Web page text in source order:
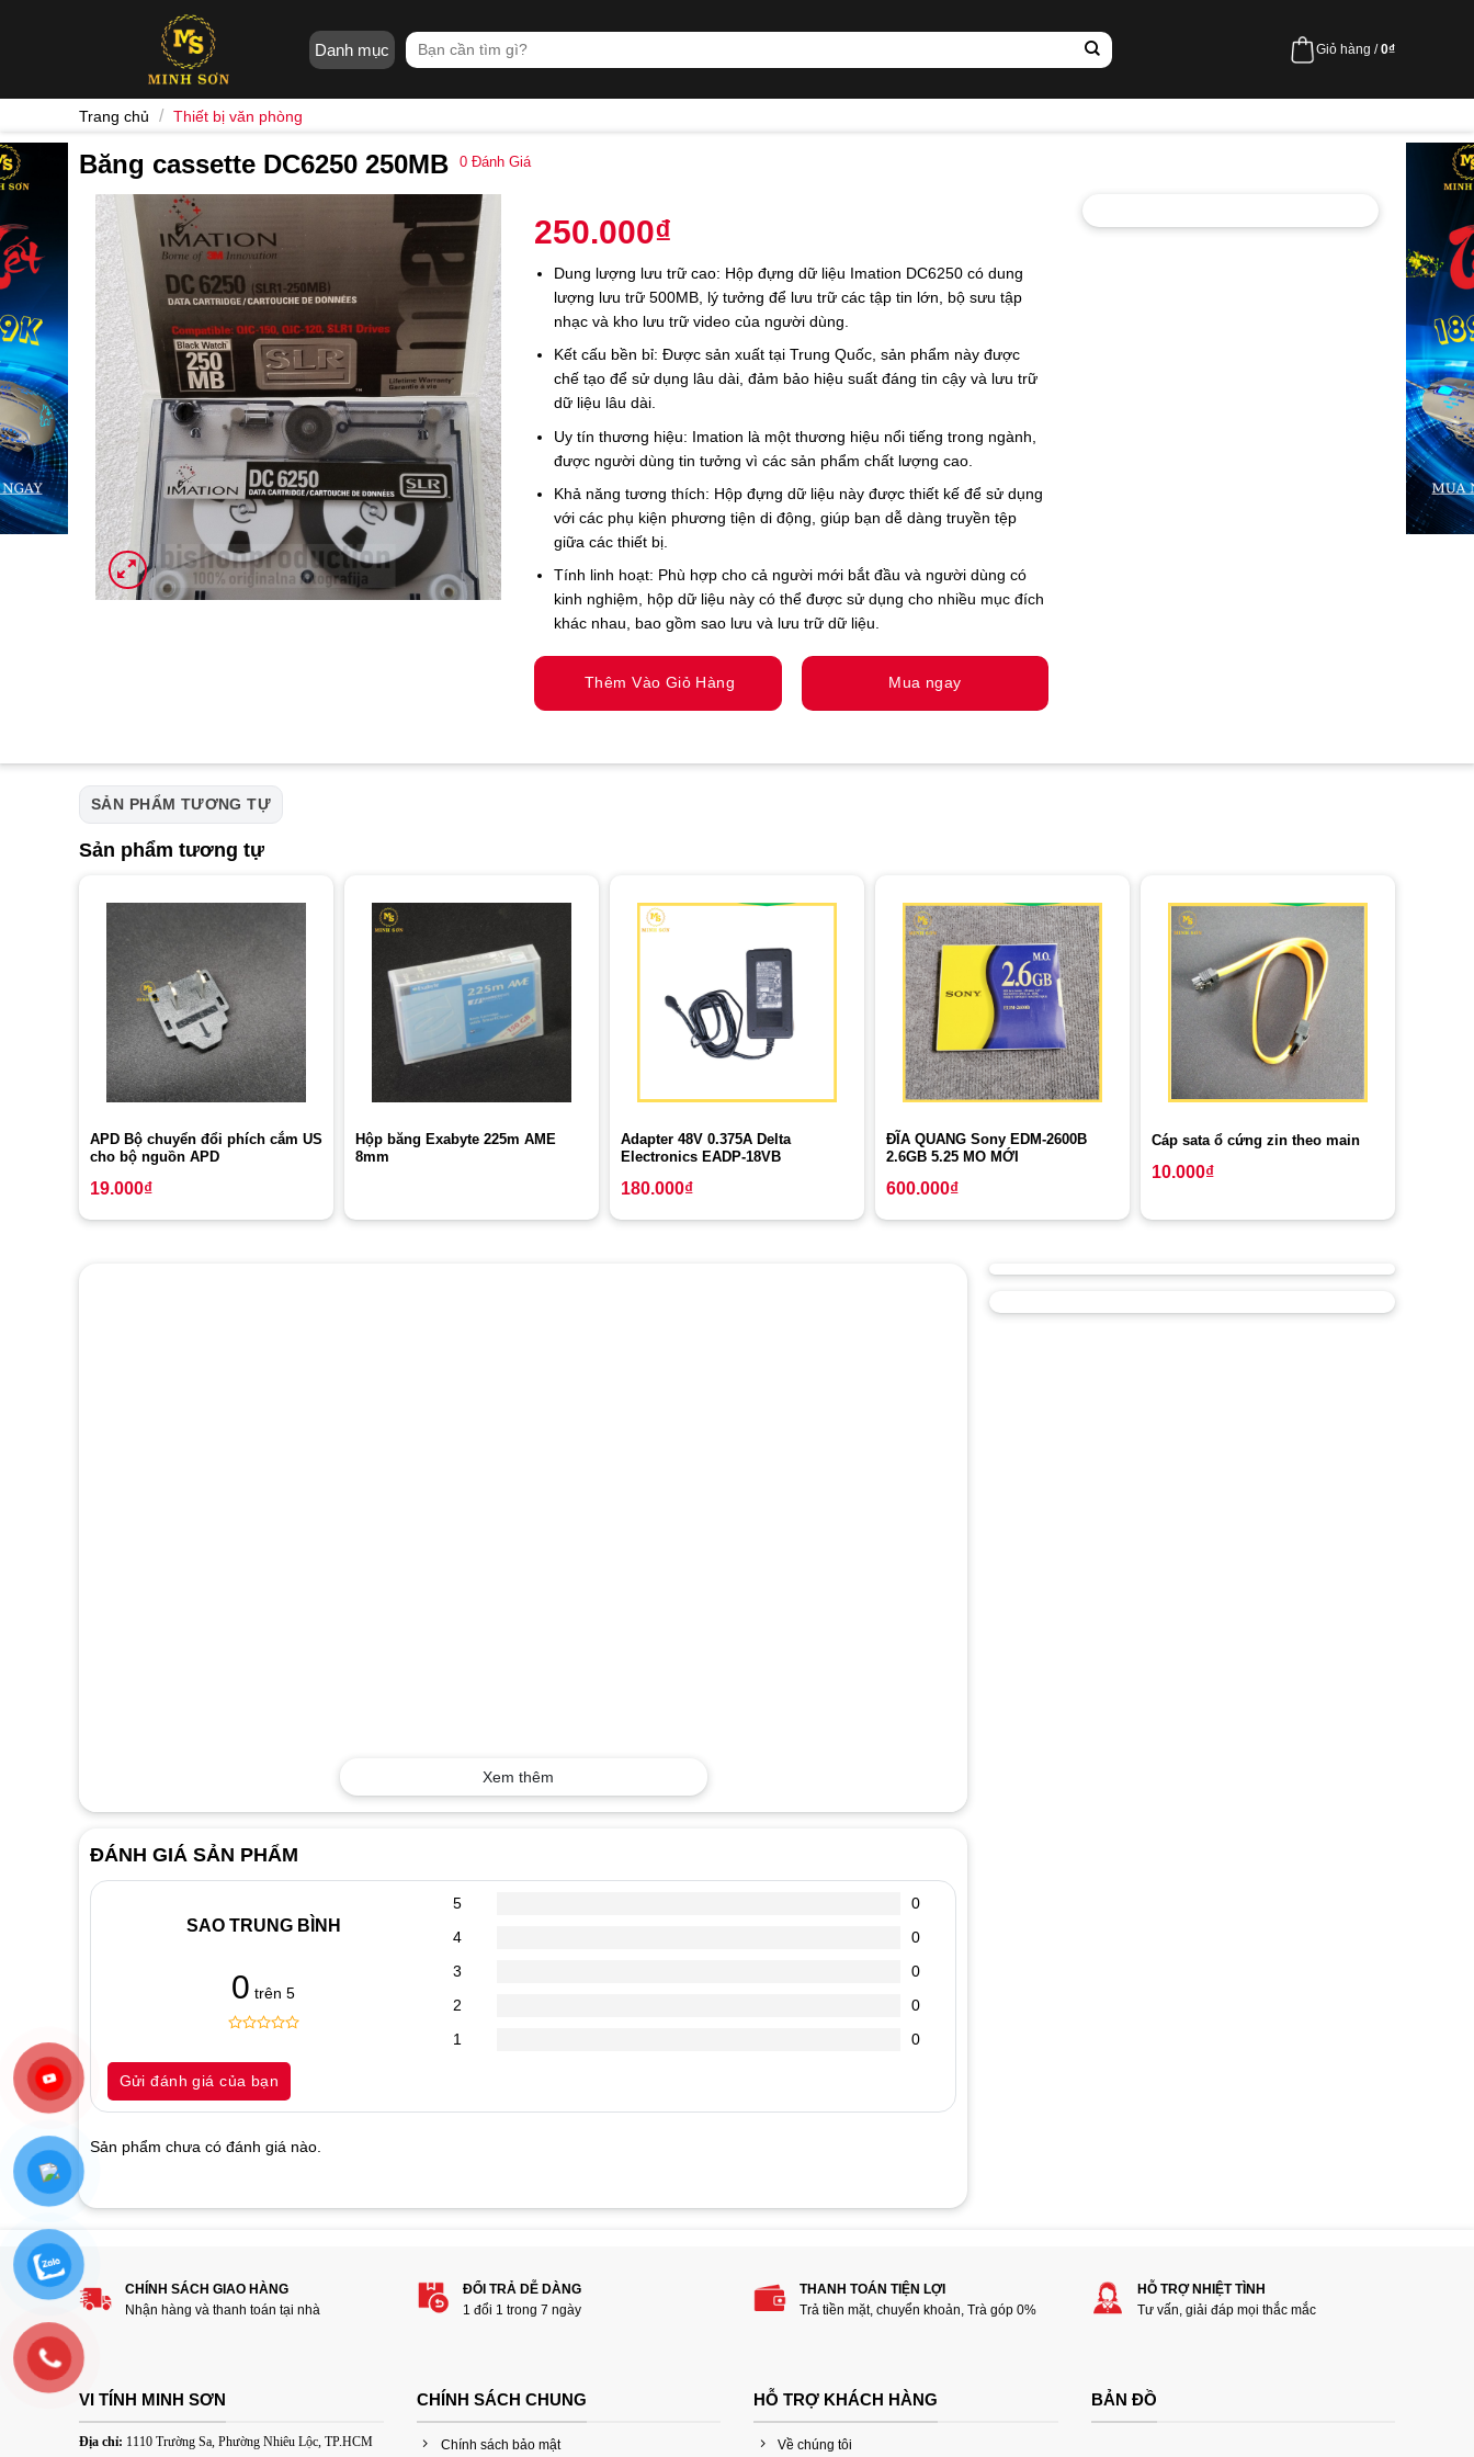
Danh mục
Tìm
kiếm:
Giỏ hàng /0₫
Trang chủ / Thiết bị văn phòng
Băng cassette DC6250 250MB 0 Đánh Giá
250.000₫
Dung lượng lưu trữ cao: Hộp đựng dữ liệu Imation DC6250 có dung
lượng lưu trữ 500MB, lý tưởng để lưu trữ các tập tin lớn, bộ sưu tập
nhạc và kho lưu trữ video của người dùng.
Kết cấu bền bỉ: Được sản xuất tại Trung Quốc, sản phẩm này được
chế tạo để sử dụng lâu dài, đảm bảo hiệu suất đáng tin cậy và lưu trữ
dữ liệu lâu dài.
Uy tín thương hiệu: Imation là một thương hiệu nổi tiếng trong ngành,
được người dùng tin tưởng vì các sản phẩm chất lượng cao.
Khả năng tương thích: Hộp đựng dữ liệu này được thiết kế để sử dụng
với các phụ kiện phương tiện di động, giúp bạn dễ dàng truyền tệp
giữa các thiết bị.
Tính linh hoạt: Phù hợp cho cả người mới bắt đầu và người dùng có
kinh nghiệm, hộp dữ liệu này có thể được sử dụng cho nhiều mục đích
khác nhau, bao gồm sao lưu và lưu trữ dữ liệu.
Thêm Vào Giỏ Hàng Mua ngay
SẢN PHẨM TƯƠNG TỰ
Sản phẩm tương tự
APD Bộ chuyển đổi phích cắm US
cho bộ nguồn APD
19.000₫
Hộp băng Exabyte 225m AME
8mm
Adapter 48V 0.375A Delta
Electronics EADP-18VB
180.000₫
ĐĨA QUANG Sony EDM-2600B
2.6GB 5.25 MO MỚI
600.000₫
Cáp sata ổ cứng zin theo main
10.000₫
Xem thêm
ĐÁNH GIÁ SẢN PHẨM
SAO TRUNG BÌNH
0 trên 5
out
of
based
customer
ratings
5
0
4
0
3
0
2
0
1
0
Gửi đánh giá của bạn
Sản phẩm chưa có đánh giá nào.
Hãy là người đánh giá đầu tiên cho sản phẩm “Băng cassette DC6250 250MB”
1
Đánh giá của bạn
CHÍNH SÁCH GIAO HÀNG
Nhận hàng và thanh toán tại nhà
ĐỔI TRẢ DỄ DÀNG
1 đổi 1 trong 7 ngày
THANH TOÁN TIỆN LỢI
Trả tiền mặt, chuyển khoản, Trà góp 0%
HỖ TRỢ NHIỆT TÌNH
Tư vấn, giải đáp mọi thắc mắc
VI TÍNH MINH SƠN
Địa chỉ: 1110 Trường Sa, Phường Nhiêu Lộc, TP.HCM
CHÍNH SÁCH CHUNG
Chính sách bảo mật
HỖ TRỢ KHÁCH HÀNG
Về chúng tôi
BẢN ĐỒ